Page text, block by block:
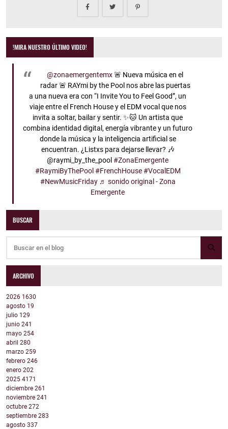
!MIRA NUESTRO ÚLTIMO VIDEO!
@zonaemergentemx🚨 Nueva música en el
radar 🚨 RAYmi by the Pool nos abre las puertas
a una nueva era con “I Invite You to Feel Good”, un
viaje entre el French House y el EDM vocal que nos
invita a soltar, bailar y sentir. ✨🐱 Un artista que
combina identidad digital, energía vibrante y un futuro
donde la música y la inteligencia artificial se
encuentran. ¿Listxs para dejarse llevar? 🎶
@raymi_by_the_pool #ZonaEmergente
#RaymiByThePool #FrenchHouse #VocalEDM
#NewMusicFriday ♬ sonido original - Zona
Emergente
BUSCAR
ARCHIVO
2026 1630
agosto 19
julio 129
junio 241
mayo 254
abril 280
marzo 259
febrero 246
enero 202
2025 4171
diciembre 261
noviembre 241
octubre 272
septiembre 283
agosto 337